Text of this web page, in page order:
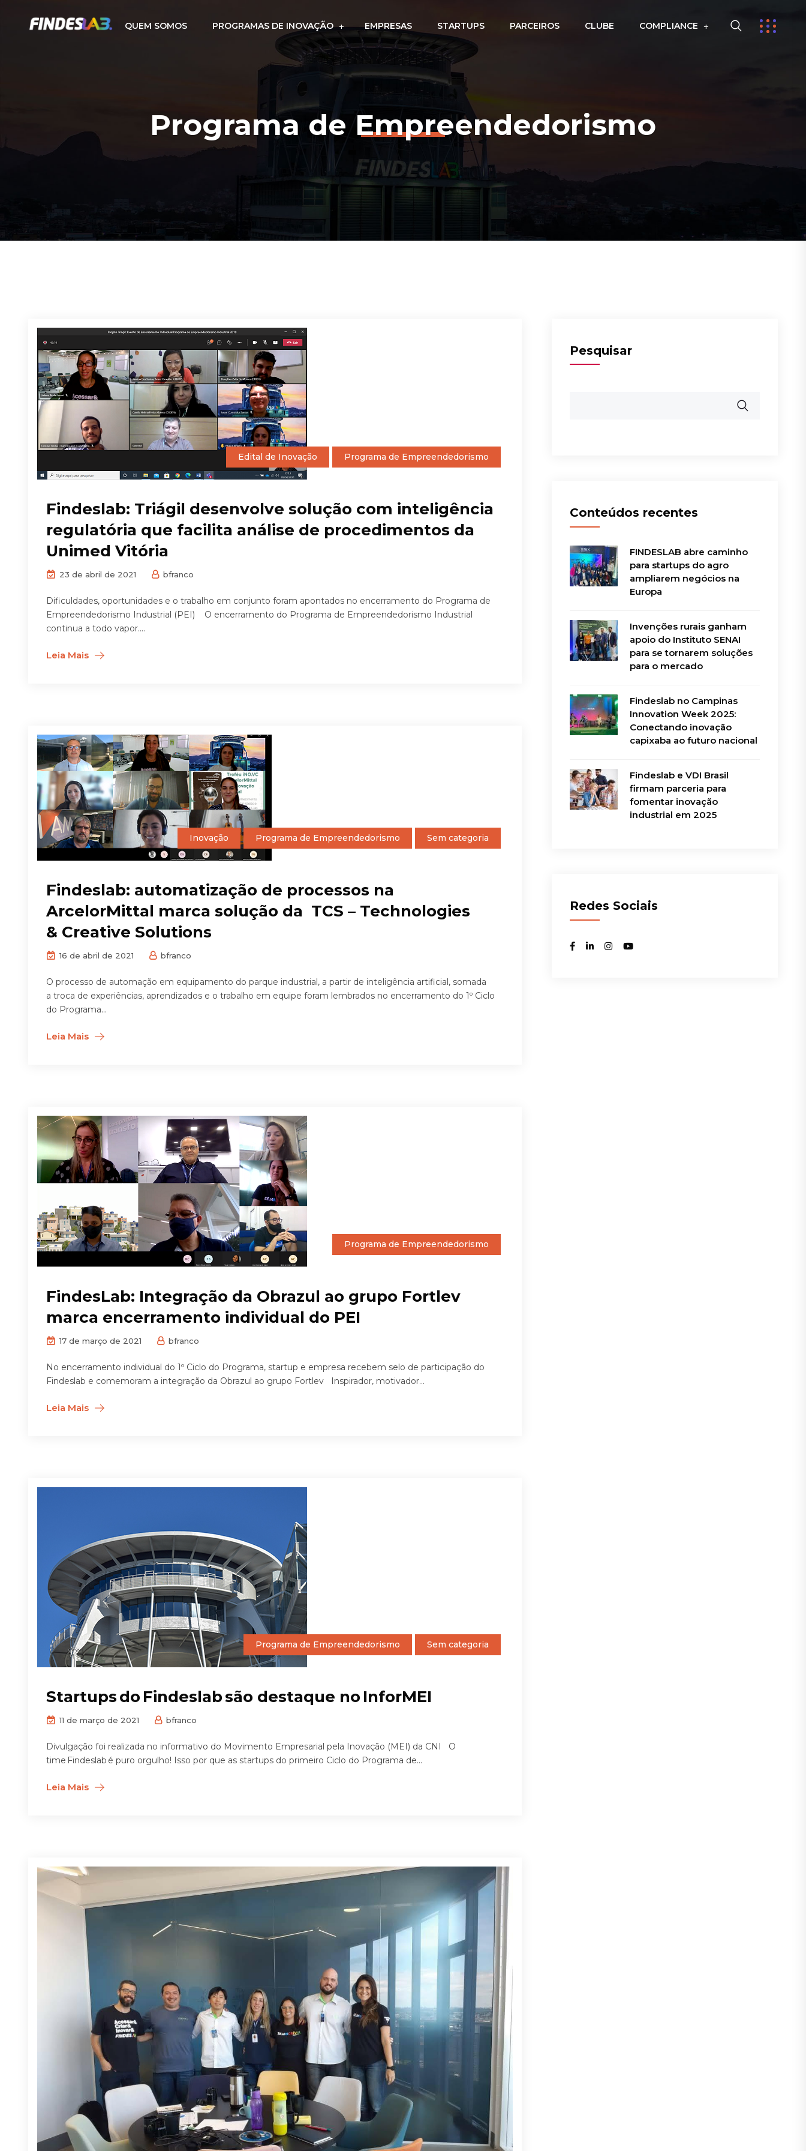
QUEM SOMOS PROGRAMAS DE INOVAÇÃO EMPRESAS STARTUPS PARCEIROS CLUBE COMPLIANCE
Programa de Empreendedorismo
Edital de Inovação Programa de Empreendedorismo
Findeslab: Triágil desenvolve solução com inteligência
regulatória que facilita análise de procedimentos da
Unimed Vitória
23 de abril de 2021 bfranco
Dificuldades, oportunidades e o trabalho em conjunto foram apontados no encerramento do Programa de
Empreendedorismo Industrial (PEI) O encerramento do Programa de Empreendedorismo Industrial
continua a todo vapor....
Leia Mais
Inovação Programa de Empreendedorismo Sem categoria
Findeslab: automatização de processos na
ArcelorMittal marca solução da TCS – Technologies
& Creative Solutions
16 de abril de 2021 bfranco
O processo de automação em equipamento do parque industrial, a partir de inteligência artificial, somada
a troca de experiências, aprendizados e o trabalho em equipe foram lembrados no encerramento do 1º Ciclo
do Programa...
Leia Mais
Programa de Empreendedorismo
FindesLab: Integração da Obrazul ao grupo Fortlev
marca encerramento individual do PEI
17 de março de 2021 bfranco
No encerramento individual do 1º Ciclo do Programa, startup e empresa recebem selo de participação do
Findeslab e comemoram a integração da Obrazul ao grupo Fortlev Inspirador, motivador...
Leia Mais
Programa de Empreendedorismo Sem categoria
Startups do Findeslab são destaque no InforMEI
11 de março de 2021 bfranco
Divulgação foi realizada no informativo do Movimento Empresarial pela Inovação (MEI) da CNI O
time Findeslab é puro orgulho! Isso por que as startups do primeiro Ciclo do Programa de...
Leia Mais
Pesquisar
Conteúdos recentes
FINDESLAB abre caminho
para startups do agro
ampliarem negócios na
Europa
Invenções rurais ganham
apoio do Instituto SENAI
para se tornarem soluções
para o mercado
Findeslab no Campinas
Innovation Week 2025:
Conectando inovação
capixaba ao futuro nacional
Findeslab e VDI Brasil
firmam parceria para
fomentar inovação
industrial em 2025
Redes Sociais